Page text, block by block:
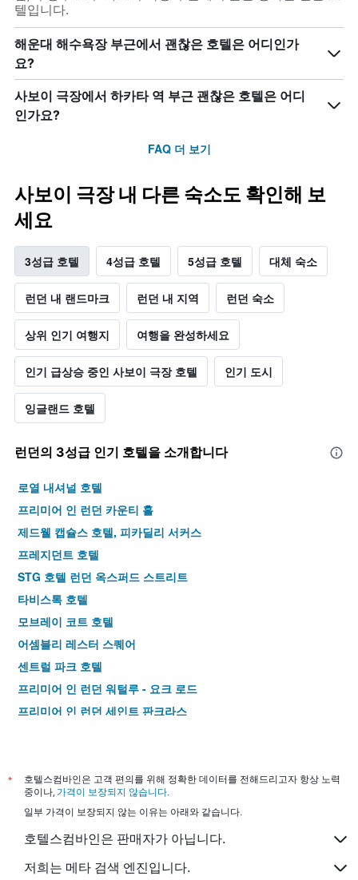
텔입니다.
해운대 해수욕장 부근에서 괜찮은 호텔은 어디인가
요?
사보이 극장에서 하카타 역 부근 괜찮은 호텔은 어디
인가요?
FAQ 더 보기
사보이 극장 내 다른 숙소도 확인해 보
세요
3성급 호텔 4성급 호텔 5성급 호텔 대체 숙소
런던 내 랜드마크 런던 내 지역 런던 숙소
상위 인기 여행지 여행을 완성하세요
인기 급상승 중인 사보이 극장 호텔 인기 도시
잉글랜드 호텔
런던​의 3​성급 인기 호텔을 소개합니다
로열 내셔널 호텔
프리미어 인 런던 카운티 홀
제드웰 캡슐스 호텔, 피카딜리 서커스
프레지던트 호텔
STG 호텔 런던 옥스퍼드 스트리트
타비스톡 호텔
모브레이 코트 호텔
어셈블리 레스터 스퀘어
센트럴 파크 호텔
프리미어 인 런던 워털루 - 요크 로드
프리미어 인 런던 세인트 판크라스
킹스 크로스 인 호텔
제너레이터 런던
히턴 컨셉 호텔 켄싱턴
팔머스 로지 스위스 코티지
*
호텔스컴바인은 고객 편의를 위해 정확한 데이터를 전해드리고자 항상 노력
중이나, 가격이 보장되지 않습니다.
일부 가격이 보장되지 않는 이유는 아래와 같습니다.
호텔스컴바인은 판매자가 아닙니다.
저희는 메타 검색 엔진입니다.